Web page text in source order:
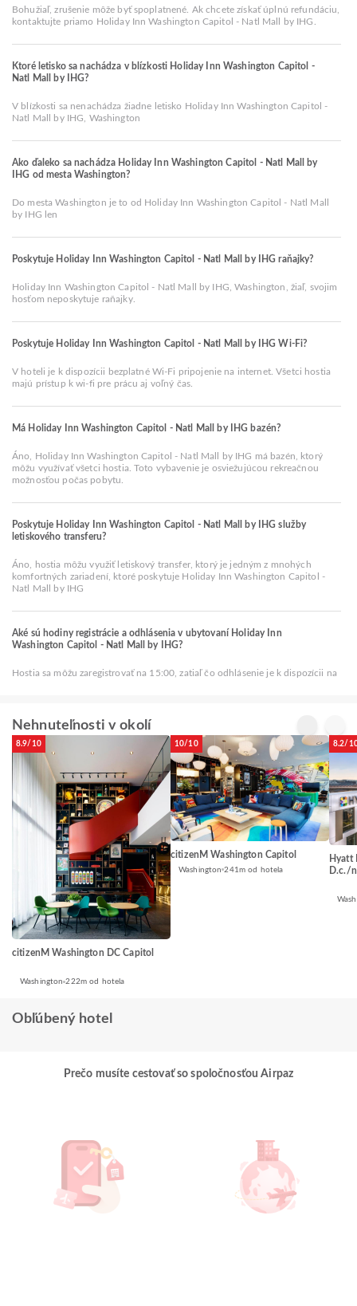
Bohužiaľ, zrušenie môže byť spoplatnené. Ak chcete získať úplnú refundáciu,
kontaktujte priamo Holiday Inn Washington Capitol - Natl Mall by IHG.
Ktoré letisko sa nachádza v blízkosti Holiday Inn Washington Capitol -
Natl Mall by IHG?
V blízkosti sa nenachádza žiadne letisko Holiday Inn Washington Capitol -
Natl Mall by IHG, Washington
Ako ďaleko sa nachádza Holiday Inn Washington Capitol - Natl Mall by
IHG od mesta Washington?
Do mesta Washington je to od Holiday Inn Washington Capitol - Natl Mall
by IHG len
Poskytuje Holiday Inn Washington Capitol - Natl Mall by IHG raňajky?
Holiday Inn Washington Capitol - Natl Mall by IHG, Washington, žiaľ, svojim
hosťom neposkytuje raňajky.
Poskytuje Holiday Inn Washington Capitol - Natl Mall by IHG Wi-Fi?
V hoteli je k dispozícii bezplatné Wi-Fi pripojenie na internet. Všetci hostia
majú prístup k wi-fi pre prácu aj voľný čas.
Má Holiday Inn Washington Capitol - Natl Mall by IHG bazén?
Áno, Holiday Inn Washington Capitol - Natl Mall by IHG má bazén, ktorý
môžu využívať všetci hostia. Toto vybavenie je osviežujúcou rekreačnou
možnosťou počas pobytu.
Poskytuje Holiday Inn Washington Capitol - Natl Mall by IHG služby
letiskového transferu?
Áno, hostia môžu využiť letiskový transfer, ktorý je jedným z mnohých
komfortných zariadení, ktoré poskytuje Holiday Inn Washington Capitol -
Natl Mall by IHG
Aké sú hodiny registrácie a odhlásenia v ubytovaní Holiday Inn
Washington Capitol - Natl Mall by IHG?
Hostia sa môžu zaregistrovať na 15:00, zatiaľ čo odhlásenie je k dispozícii na
Nehnuteľnosti v okolí
8.9/10
citizenM Washington DC Capitol
Washington 222m od hotela
10/10
citizenM Washington Capitol
Washington 241m od hotela
8.2/
Hyatt
D.c./
Obľúbený hotel
Prečo musíte cestovať so spoločnosťou Airpaz